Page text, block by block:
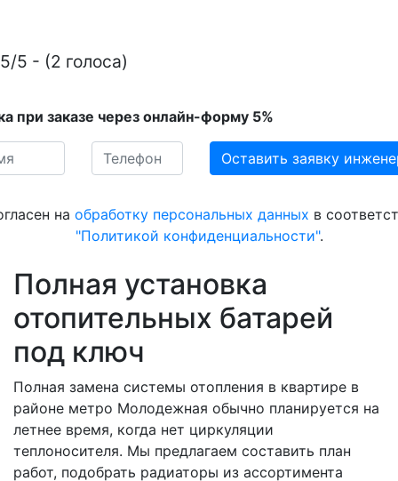
5/5 - (2 голоса)
при заказе через онлайн-форму 5%
на обработку персональных данных в
"Политикой конфиденциальности".
Полная установка
отопительных батарей
под ключ
Полная замена системы отопления в квартире в
районе метро Молодежная обычно планируется на
летнее время, когда нет циркуляции
теплоносителя. Мы предлагаем составить план
работ, подобрать радиаторы из ассортимента